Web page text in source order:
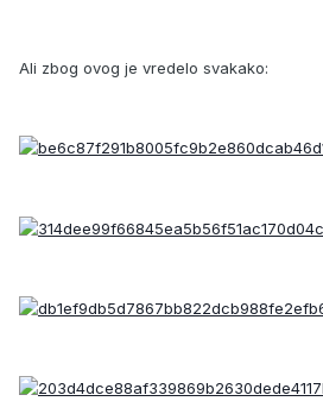
Ali zbog ovog je vredelo svakako: